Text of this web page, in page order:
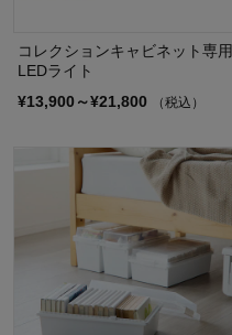
コレクションキャビネット専用
LEDライト
¥13,900～¥21,800
（税込）